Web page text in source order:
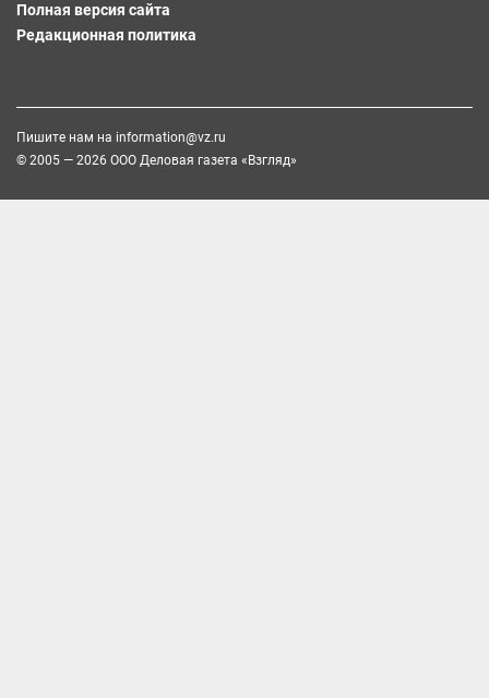
Полная версия сайта
Редакционная политика
Пишите нам на information@vz.ru
© 2005 — 2026 ООО Деловая газета «Взгляд»